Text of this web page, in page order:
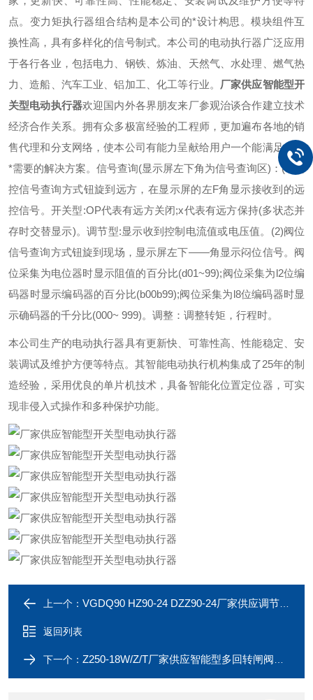
点。变力矩执行器组合结构是本公司的*设计构思。模块组件互
换性高，具有多样化的信号制式。本公司的电动执行器广泛应用
于各行各业，包括电力、钢铁、炼油、天然气、水处理、燃气热
力、造船、汽车工业、铝加工、化工等行业。 厂家供应智能型开
关型电动执行器欢迎国内外各界朋友来厂参观治谈合作建立技术
经济合作关系。拥有众多极富经验的工程师，更加遍布各地的销
售代理和分支网络，使本公司有能力呈献给用户一个能满足各地
*需要的解决方案。信号查询(显示屏左下角为信号查询区)：(1)远
控信号查询方式钮旋到远方，在显示屏的左F角显示接收到的远
控信号。开关型:OP代表有远方关闭;x代表有远方保持(多状态并
存时交替显示)。调节型:显示收到控制电流值或电压值。(2)阀位
信号查询方式钮旋到现场，显示屏左下――角显示闷位信号。阀
位采集为电位器时显示阻值的百分比(d01~99);阀位采集为l2位编
码器时显示编码器的百分比(b00b99);阀位采集为l8位编码器时显
示确码器的千分比(000~ 999)。调整：调整转矩，行程时。
本公司生产的电动执行器具有更新快、可靠性高、性能稳定、安
装调试及维护方便等特点。其智能电动执行机构集成了25年的制
造经验，采用优良的单片机技术，具备智能化位置定位器，可实
现非侵入式操作和多种保护功能。
上一个： VGDQ90 HZ90-24 DZZ90-24厂家供应调节型铝合金电动执行器
返回列表
下一个： Z250-18W/Z/T厂家供应智能型多回转闸阀电动执行器